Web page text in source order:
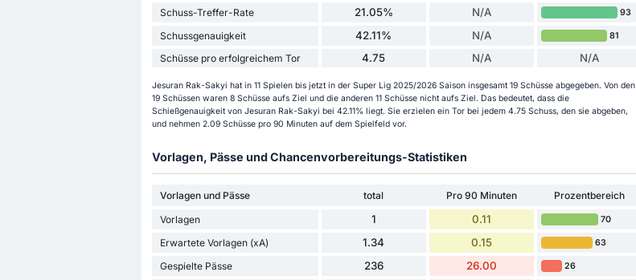
Schuss-Treffer-Rate 21.05% N/A 93
Schussgenauigkeit 42.11% N/A 81
Schüsse pro erfolgreichem Tor 4.75 N/A N/A
Jesuran Rak-Sakyi hat in 11 Spielen bis jetzt in der Super Lig 2025/2026 Saison insgesamt 19 Schüsse abgegeben. Von den
19 Schüssen waren 8 Schüsse aufs Ziel und die anderen 11 Schüsse nicht aufs Ziel. Das bedeutet, dass die
Schießgenauigkeit von Jesuran Rak-Sakyi bei 42.11% liegt. Sie erzielen ein Tor bei jedem 4.75 Schuss, den sie abgeben,
und nehmen 2.09 Schüsse pro 90 Minuten auf dem Spielfeld vor.
Vorlagen, Pässe und Chancenvorbereitungs-Statistiken
Vorlagen und Pässe total Pro 90 Minuten
Prozentbereich
Vorlagen
1 0.11 70
Erwartete Vorlagen (xA) 1.34 0.15 63
Gespielte Pässe 236 26.00 26